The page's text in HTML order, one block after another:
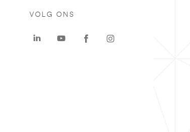
VOLG ONS